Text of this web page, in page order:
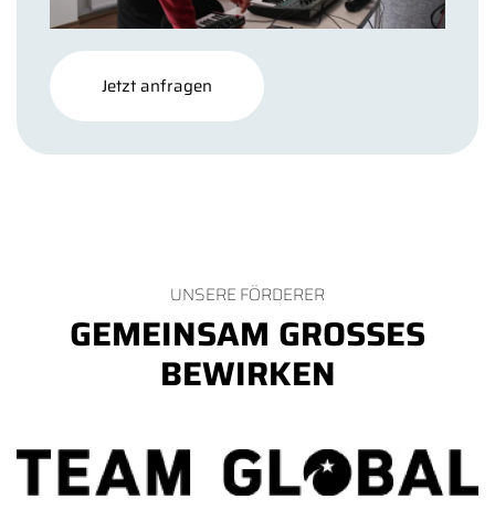
Jetzt anfragen
UNSERE FÖRDERER
GEMEINSAM GROSSES B
EWIRKEN